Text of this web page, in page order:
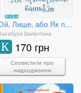
Ой, Лише, або Як приборкати батьків. Книжка 3
Валентина
170 грн
К
Сповістити про
надходження